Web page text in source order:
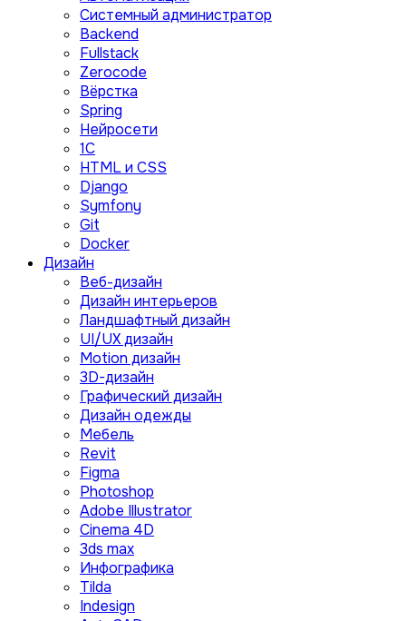
Системный администратор
Backend
Fullstack
Zerocode
Вёрстка
Spring
Нейросети
1C
HTML и CSS
Django
Symfony
Git
Docker
Дизайн
Веб-дизайн
Дизайн интерьеров
Ландшафтный дизайн
UI/UX дизайн
Motion дизайн
3D-дизайн
Графический дизайн
Дизайн одежды
Мебель
Revit
Figma
Photoshop
Adobe Illustrator
Сinema 4D
3ds max
Инфографика
Tilda
Indesign